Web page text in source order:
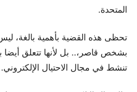
المتحدة.
تحظى هذه القضية بأهمية بالغة،
بشخص قاصر،.. بل لأنها تتعلق أيضا
تنشط في مجال الاحتيال الإلكتروني.